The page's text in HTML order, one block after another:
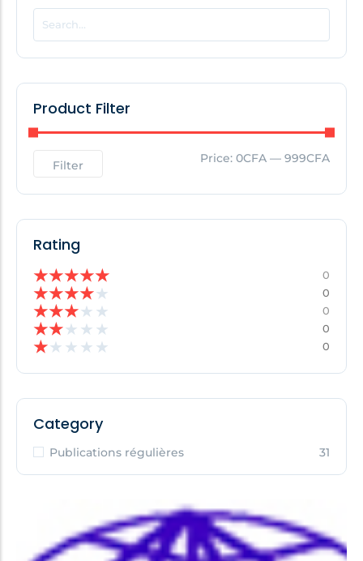
POPULAR THIS WEEK
No Posts Found!
No Posts Found!
Product Filter
Filter Price: 0CFA — 999CFA
Rating
★★★★★ 0
★★★★★ 0
★★★★ ★ 0
★★★ ★ ★ 0
★★ ★ ★ ★ 0
Category
Publications régulières 31